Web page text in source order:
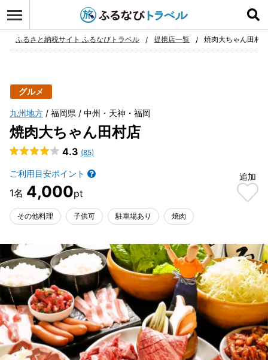
お気に入り
ふるさと納税サイト ふるなびトラベル 提携店一覧 焼肉大ちゃん田村店
グルメ
九州地方 福岡県 中州・天神・福岡
焼肉大ちゃん田村店
4.3 (85)
ご利用目安ポイント
4,000
追加
その他料理 子供可 駐車場あり 焼肉